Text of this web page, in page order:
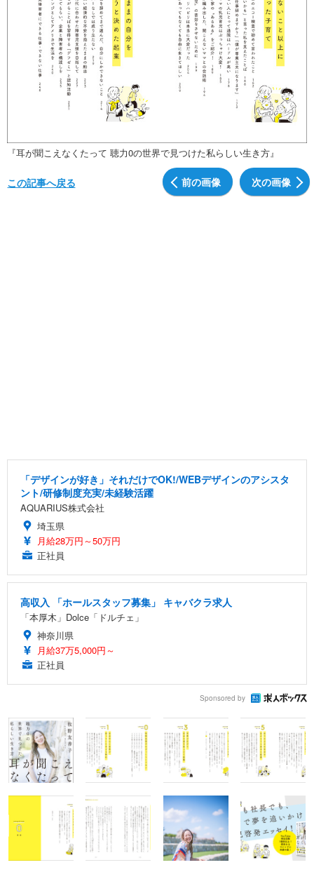
『耳が聞こえなくたって 聴力0の世界で見つけた私らしい生き方』
前の画像 次の画像
この記事へ戻る
「デザインが好き」それだけでOK!/WEBデザインのアシスタ
ント/研修制度充実/未経験活躍
AQUARIUS株式会社
埼玉県
月給28万円～50万円
正社員
高収入 「ホールスタッフ募集」 キャバクラ求人
「本厚木」Dolce「ドルチェ」
神奈川県
月給37万5,000円～
正社員
Sponsored by